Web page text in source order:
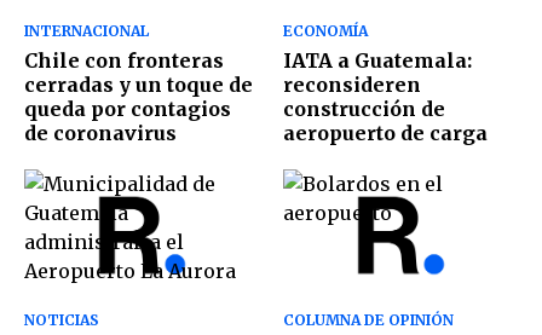
INTERNACIONAL
Chile con fronteras
cerradas y un toque de
queda por contagios
de coronavirus
ECONOMÍA
IATA a Guatemala:
reconsideren
construcción de
aeropuerto de carga
NOTICIAS COLUMNA DE OPINIÓN